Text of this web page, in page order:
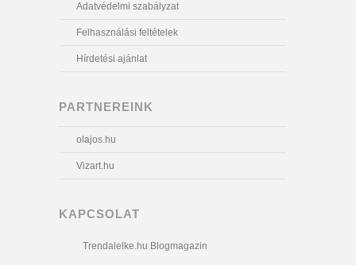
Adatvédelmi szabályzat
Felhasználási feltételek
Hírdetési ajánlat
PARTNEREINK
olajos.hu
Vizart.hu
KAPCSOLAT
Trendalelke.hu Blogmagazin